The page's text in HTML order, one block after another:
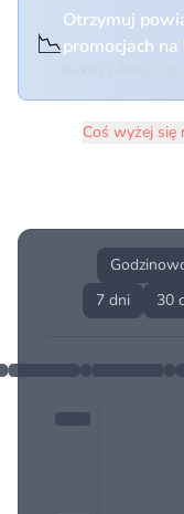
📉
Otrzymuj
promocjach
Coś wyżej się
7 dni
30